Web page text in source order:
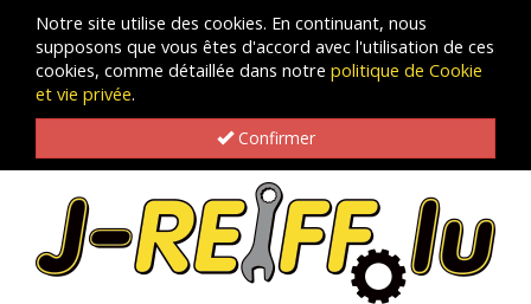
Notre site utilise des cookies. En continuant, nous
supposons que vous êtes d'accord avec l'utilisation de ces
cookies, comme détaillée dans notre politique de Cookie
et vie privée.
Confirmer